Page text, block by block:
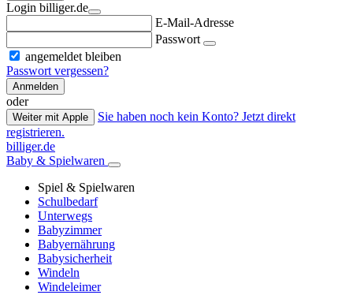
Login billiger.de
E-Mail-Adresse
Passwort
angemeldet bleiben
Passwort vergessen?
Anmelden
oder
Weiter mit Apple
Sie haben noch kein Konto? Jetzt direkt
registrieren.
billiger.de
Baby & Spielwaren
Spiel & Spielwaren
Schulbedarf
Unterwegs
Babyzimmer
Babyernährung
Babysicherheit
Windeln
Windeleimer